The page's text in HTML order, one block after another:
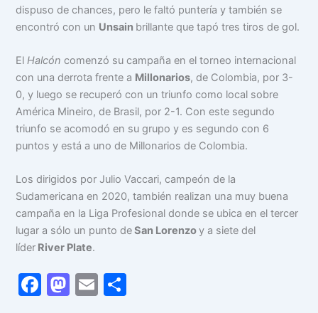
dispuso de chances, pero le faltó puntería y también se
encontró con un Unsain brillante que tapó tres tiros de gol.
ElHalcón comenzó su campaña en el torneo internacional
con una derrota frente a Millonarios, de Colombia, por 3-
0, y luego se recuperó con un triunfo como local sobre
América Mineiro, de Brasil, por 2-1. Con este segundo
triunfo se acomodó en su grupo y es segundo con 6
puntos y está a uno de Millonarios de Colombia.
Los dirigidos por Julio Vaccari, campeón de la
Sudamericana en 2020, también realizan una muy buena
campaña en la Liga Profesional donde se ubica en el tercer
lugar a sólo un punto deSan Lorenzoy a siete del
líder River Plate.
F
M E